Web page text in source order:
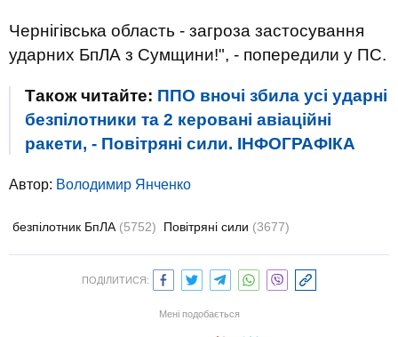
Чернігівська область - загроза застосування
ударних БпЛА з Сумщини!", - попередили у ПС.
Також читайте: ППО вночі збила усі ударні
безпілотники та 2 керовані авіаційні
ракети, - Повітряні сили. ІНФОГРАФІКА
Автор: Володимир Янченко
безпілотник БпЛА (5752) Повітряні сили (3677)
ПОДІЛИТИСЯ:
Мені подобається